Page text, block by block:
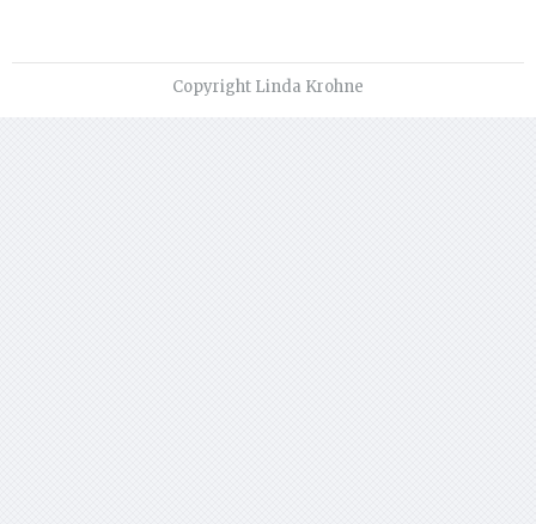
Copyright Linda Krohne